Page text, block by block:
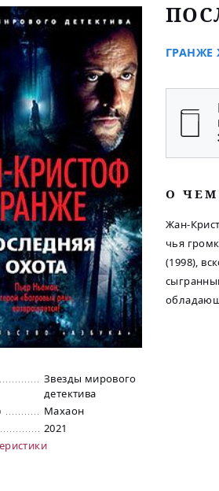
Звезды мирового
детектива
Махаон
2021
ГРАНЖЕ
O
Жан-
чья
(1998),